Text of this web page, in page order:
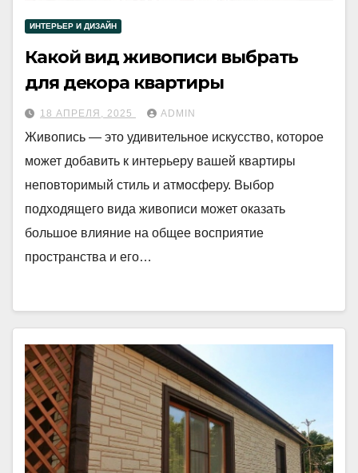
ИНТЕРЬЕР И ДИЗАЙН
Какой вид живописи выбрать
для декора квартиры
18 АПРЕЛЯ, 2025 ADMIN
Живопись — это удивительное искусство, которое
может добавить к интерьеру вашей квартиры
неповторимый стиль и атмосферу. Выбор
подходящего вида живописи может оказать
большое влияние на общее восприятие
пространства и его…